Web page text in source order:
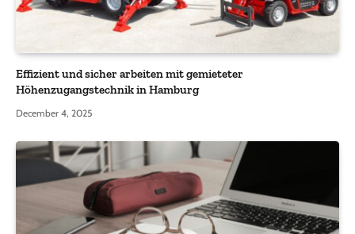
Effizient und sicher arbeiten mit gemieteter
Höhenzugangstechnik in Hamburg
December 4, 2025